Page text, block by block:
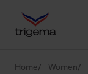
Home Women